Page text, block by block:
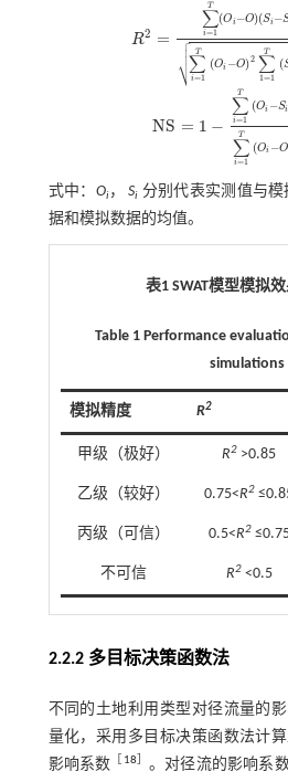
R2 =
∑
i=1
T
(Oi−O)(Si−
∑
i=1
T
(Oi −O)2 ∑
1=1
T
(

⎷

R2= ∑i= 1TOi-OSi-S∑i=1TOi
NS = 1 −
∑
i=1
T
(Oi −Si
∑
i=1
T
(Oi −O
NS= 1-∑ i= 1T Oi-Si2∑i=1
式中： Oi，Si 分别代表实测值与模
据和模拟数据的均值。
表1 SWAT模型模拟
Table 1 Performance
simulations
模拟精度 R2
甲级（极好） R2 >0.85
乙级（较好） 0.75<R2
丙级（可信） 0.5<R2
不可信 R2 <0.5
2.2.2 多目标决策函数法
不同的土地利用类型对径流量的
量化，采用多目标决策函数法计
影响系数
18
。对径流的影响系